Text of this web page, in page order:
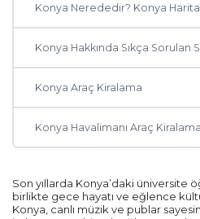
Konya Nerededir? Konya
Konya Hakkında Sıkça Sorulan
Konya Araç Kiralama
Konya Havalimanı Araç Kiralama
Son yıllarda Konya’daki üniversite
birlikte gece hayatı ve eğlence
Konya, canlı müzik ve publar
Diğer Şehirler
Adana
Antalya
Muğla